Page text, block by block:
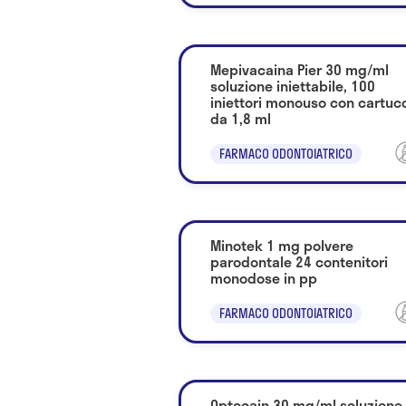
Mepivacaina Pier 30 mg/ml
soluzione iniettabile, 100
iniettori monouso con
da 1,8 ml
FARMACO ODONTOIATRICO
Minotek 1 mg polvere
parodontale 24 contenitori
monodose in pp
FARMACO ODONTOIATRICO